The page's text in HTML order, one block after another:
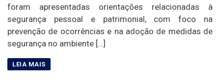
foram apresentadas orientações relacionadas à
segurança pessoal e patrimonial, com foco na
prevenção de ocorrências e na adoção de medidas de
segurança no ambiente […]